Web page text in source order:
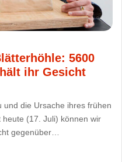
5600
ihr Gesicht
die Ursache ihres frühen
heute (17. Juli) können wir
gegenüber…